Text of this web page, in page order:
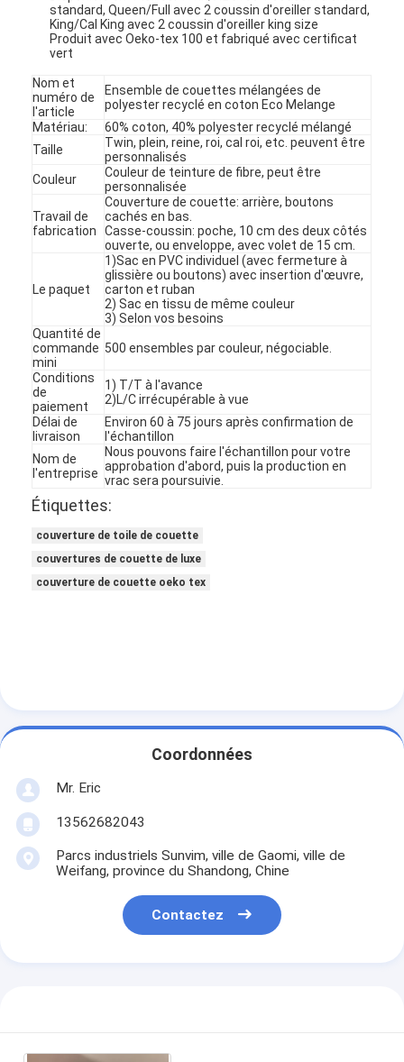
Contrôle de la qualité
Nouvelles
Les affaires
standard, Queen/Full avec 2 coussin d'oreiller standard,
King/Cal King avec 2 coussin d'oreiller king size
Produit avec Oeko-tex 100 et fabriqué avec certificat
vert
Nom et
numéro de
l'article
Ensemble de couettes mélangées de
polyester recyclé en coton Eco Melange
Matériau:
60% coton, 40% polyester recyclé mélangé
Taille
Twin, plein, reine, roi, cal roi, etc. peuvent être
personnalisés
Couleur
Couleur de teinture de fibre, peut être
personnalisée
Travail de
fabrication
Couverture de couette: arrière, boutons
cachés en bas.
Casse-coussin: poche, 10 cm des deux côtés
ouverte, ou enveloppe, avec volet de 15 cm.
Le paquet
1)Sac en PVC individuel (avec fermeture à
glissière ou boutons) avec insertion d'œuvre,
carton et ruban
2) Sac en tissu de même couleur
3) Selon vos besoins
Quantité de
commande
mini
500 ensembles par couleur, négociable.
Conditions
de
paiement
1) T/T à l'avance
2)L/C irrécupérable à vue
Délai de
livraison
Environ 60 à 75 jours après confirmation de
l'échantillon
Nom de
l'entreprise
Nous pouvons faire l'échantillon pour votre
approbation d'abord, puis la production en
vrac sera poursuivie.
Étiquettes:
couverture de toile de couette
couvertures de couette de luxe
couverture de couette oeko tex
Coordonnées
Mr. Eric
13562682043
Parcs industriels Sunvim, ville de Gaomi, ville de
Weifang, province du Shandong, Chine
Contactez